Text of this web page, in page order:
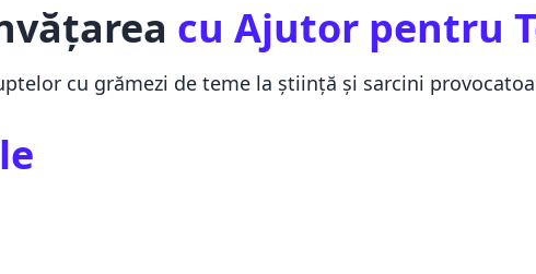
cu Ajutor pentru
cu grămezi de teme la știință și sarcini